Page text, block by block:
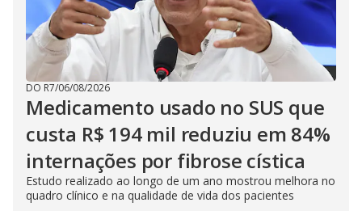
DO R7/06/08/2026
Medicamento usado no SUS que
custa R$ 194 mil reduziu em 84%
internações por fibrose cística
Estudo realizado ao longo de um ano mostrou melhora no
quadro clínico e na qualidade de vida dos pacientes